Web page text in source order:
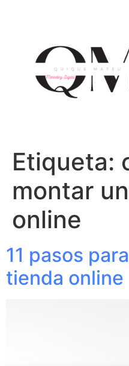
Etiqueta:
montar
online
11 pasos
tienda online